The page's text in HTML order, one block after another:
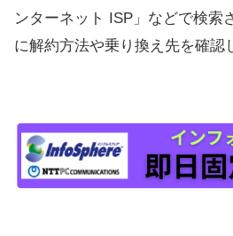
ンターネット ISP」などで検索
に解約方法や乗り換え先を確認